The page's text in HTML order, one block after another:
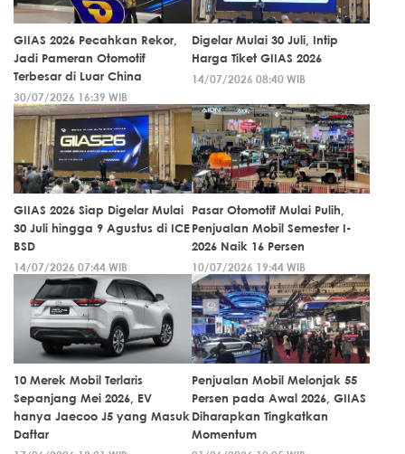
GIIAS 2026 Pecahkan Rekor,
Jadi Pameran Otomotif
Terbesar di Luar China
30/07/2026 16:39 WIB
Digelar Mulai 30 Juli, Intip
Harga Tiket GIIAS 2026
14/07/2026 08:40 WIB
GIIAS 2026 Siap Digelar Mulai
30 Juli hingga 9 Agustus di ICE
BSD
14/07/2026 07:44 WIB
Pasar Otomotif Mulai Pulih,
Penjualan Mobil Semester I-
2026 Naik 16 Persen
10/07/2026 19:44 WIB
10 Merek Mobil Terlaris
Sepanjang Mei 2026, EV
hanya Jaecoo J5 yang Masuk
Daftar
Penjualan Mobil Melonjak 55
Persen pada Awal 2026, GIIAS
Diharapkan Tingkatkan
Momentum